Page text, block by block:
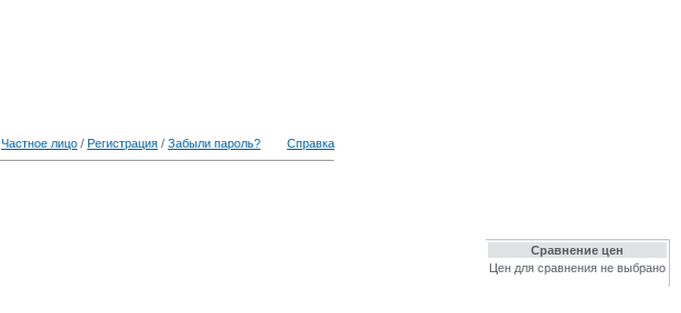
Частное лицо / Регистрация / Забыли пароль? Справка
Сравнение цен
Цен для сравнения не выбрано